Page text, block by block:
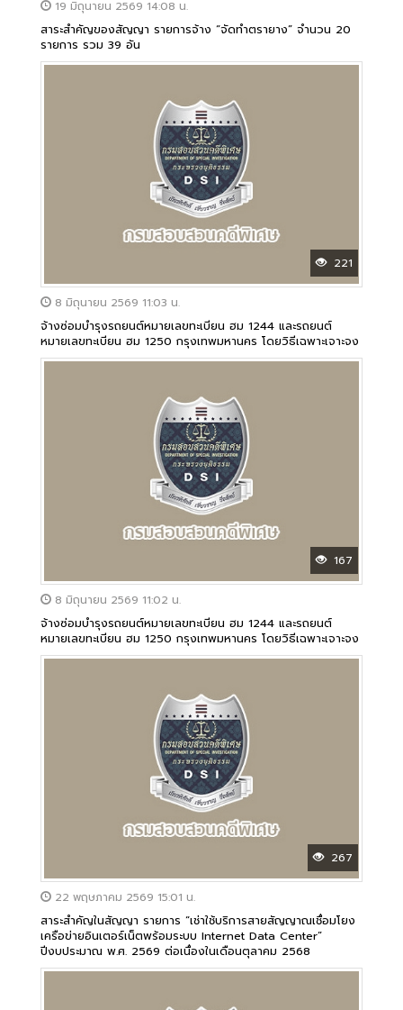
19 มิถุนายน 2569 14:08 น.
สาระสำคัญของสัญญา รายการจ้าง “จัดทำตรายาง” จำนวน 20
รายการ รวม 39 อัน
221
8 มิถุนายน 2569 11:03 น.
จ้างซ่อมบำรุงรถยนต์หมายเลขทะเบียน ฮม 1244 และรถยนต์
หมายเลขทะเบียน ฮม 1250 กรุงเทพมหานคร โดยวิธีเฉพาะเจาะจง
167
8 มิถุนายน 2569 11:02 น.
จ้างซ่อมบำรุงรถยนต์หมายเลขทะเบียน ฮม 1244 และรถยนต์
หมายเลขทะเบียน ฮม 1250 กรุงเทพมหานคร โดยวิธีเฉพาะเจาะจง
267
22 พฤษภาคม 2569 15:01 น.
สาระสำคัญในสัญญา รายการ “เช่าใช้บริการสายสัญญาณเชื่อมโยง
เครือข่ายอินเตอร์เน็ตพร้อมระบบ Internet Data Center”
ปีงบประมาณ พ.ศ. 2569 ต่อเนื่องในเดือนตุลาคม 2568